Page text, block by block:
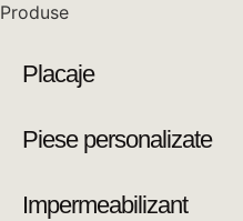
Produse
Placaje
Piese personalizate
Impermeabilizant